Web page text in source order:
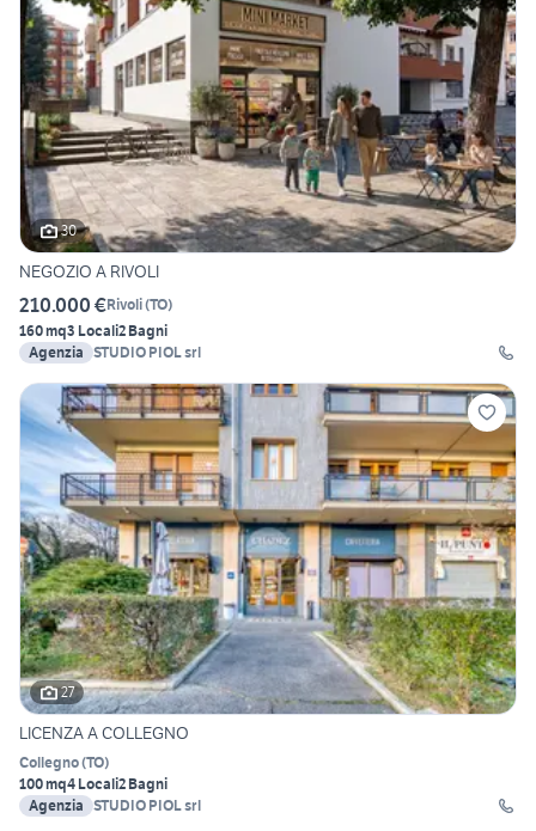
30
NEGOZIO A RIVOLI
210.000 €Rivoli(TO)
160 mq3 Locali2 Bagni
Agenzia STUDIO PIOL srl
27
LICENZA A COLLEGNO
Collegno(TO)
100 mq4 Locali2 Bagni
Agenzia STUDIO PIOL srl